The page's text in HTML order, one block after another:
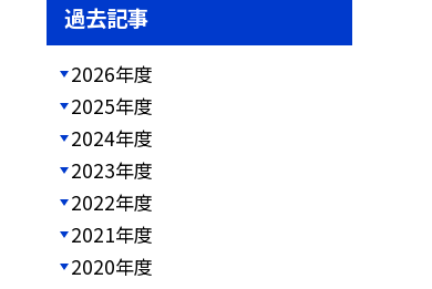
過去記事
2026年度
2025年度
2024年度
2023年度
2022年度
2021年度
2020年度